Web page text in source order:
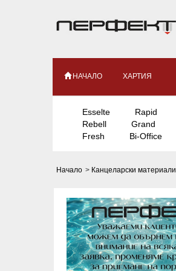
НАЧАЛО ХАРТИЯ
Esselte Rapid
Rebell
Grand
Fresh
Bi-Office
Начало > Канцеларски материали